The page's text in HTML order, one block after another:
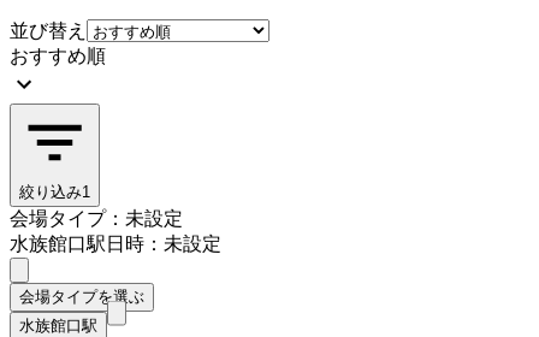
並び替え
おすすめ順
絞り込み1
会場タイプ：未設定
水族館口駅日時：未設定
会場タイプを選ぶ
水族館口駅